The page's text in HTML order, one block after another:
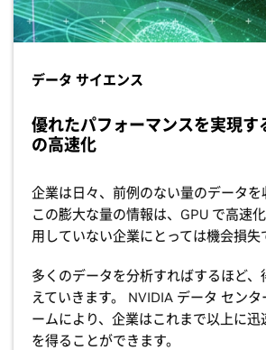
データ サイエンス
優れたパフォーマンスを実現す
の高速化
企業は日々、前例のない量のデータを
この膨大な量の情報は、GPU で高速
用していない企業にとっては機会損失
多くのデータを分析すればするほど、
えていきます。 NVIDIA データ セン
ームにより、企業はこれまで以上に
を得ることができます。